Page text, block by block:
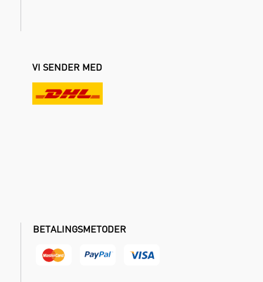
VI SENDER MED
BETALINGSMETODER